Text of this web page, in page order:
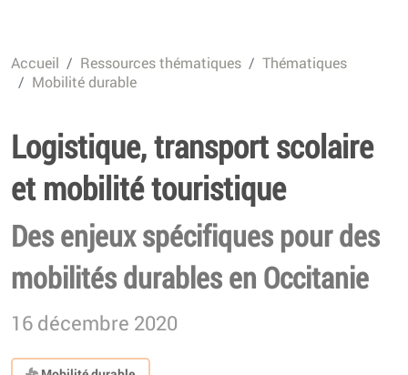
Accueil Ressources thématiques
Thématiques
Mobilité durable
Logistique, transport scolaire
et mobilité touristique
Des enjeux spécifiques pour des
mobilités durables en Occitanie
16 décembre 2020